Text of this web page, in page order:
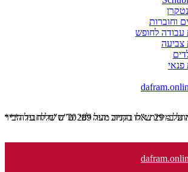
וחוברות
עבודה לחופש
צביעה
פנאי
עד הבית ***